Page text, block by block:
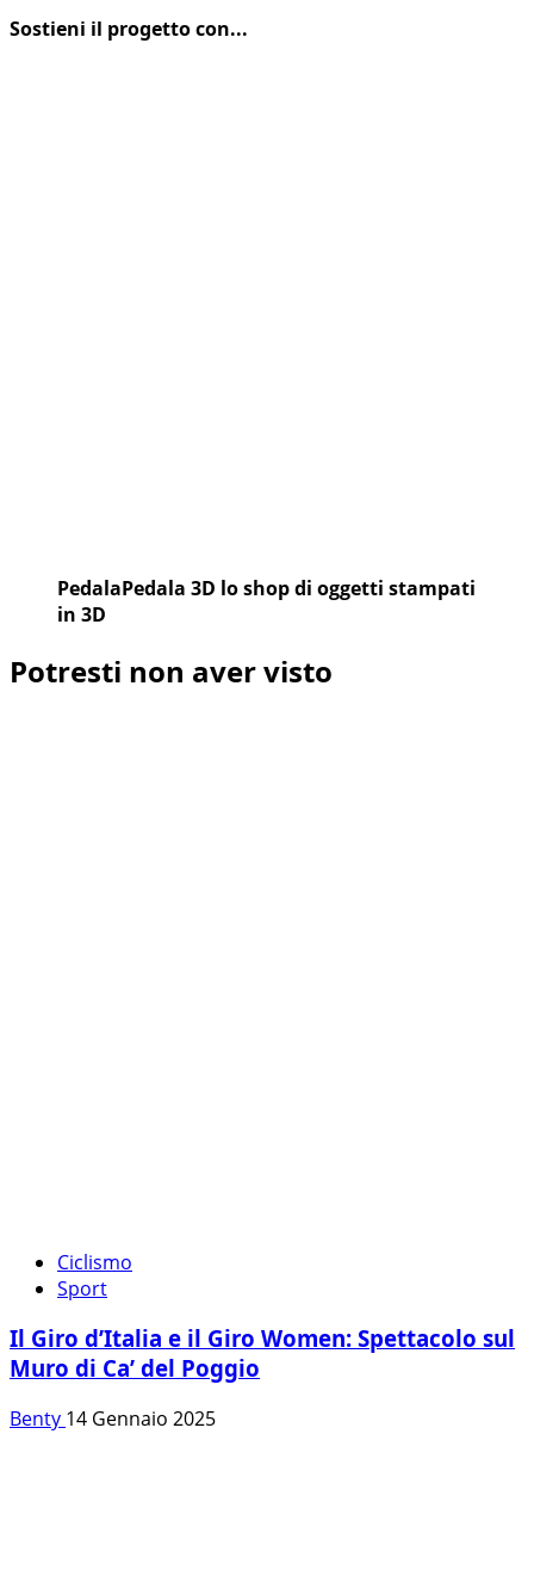
Sostieni il progetto con...
PedalaPedala 3D lo shop di oggetti stampati
in 3D
Potresti non aver visto
Ciclismo
Sport
Il Giro d’Italia e il Giro Women: Spettacolo sul
Muro di Ca’ del Poggio
Benty 14 Gennaio 2025